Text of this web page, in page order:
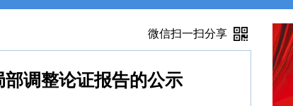
微信扫一扫分享
调整论证报告的公示